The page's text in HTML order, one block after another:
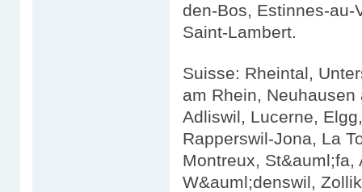
den-Bos, Estinnes-au-
Saint-Lambert.
Suisse: Rheintal,
am Rhein,
Adliswil, Lucerne,
Rapperswil-Jona, La
Montreux,
W&auml;denswil,